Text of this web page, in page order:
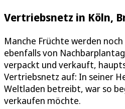
Vertriebsnetz in Köln,
Manche Früchte werden
ebenfalls von
verpackt und verkauft,
Vertriebsnetz auf: In seiner
Weltladen betreibt, war so
verkaufen möchte.